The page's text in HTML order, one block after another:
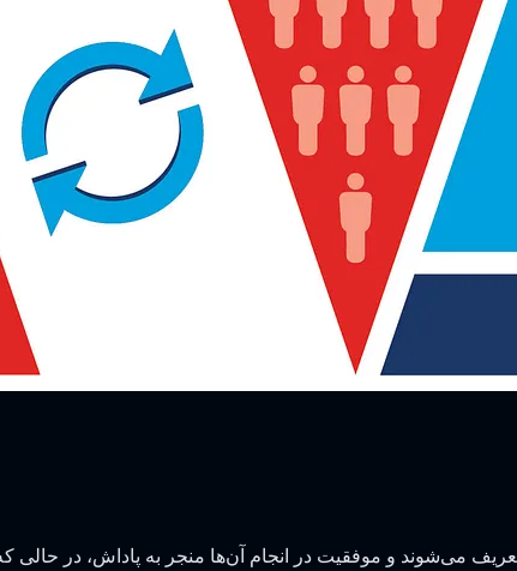
می‌شوند و موفقیت در انجام آن‌ها منجر به پاداش، در